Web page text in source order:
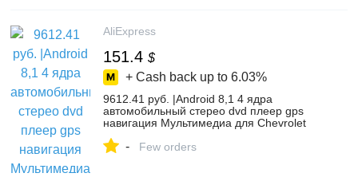
AliExpress
151.4 $
+ Cash back up to 6.03%
9612.41 руб. |Android 8,1 4 ядра
автомобильный стерео dvd плеер gps
навигация Мультимедиа для Chevrolet
радио аудио-in Мультимедийные плееры
- Few orders